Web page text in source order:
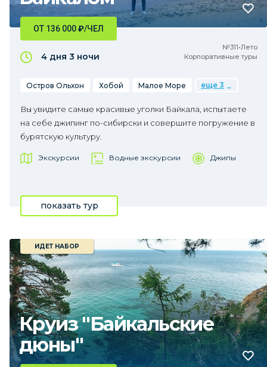
№311•Лето
Корпоративные туры
ОТ 136 000₽/ЧЕЛ
4 дня 3 ночи
Остров Ольхон Хобой Малое Море еще 3
Вы увидите самые красивые уголки Байкала, испытаете
на себе джипинг по-сибирски и совершите погружение в
бурятскую культуру.
Экскурсии Водные экскурсии Джипы
показать тур
Круиз "Байкальские
дюны"
ИДЕТ НАБОР